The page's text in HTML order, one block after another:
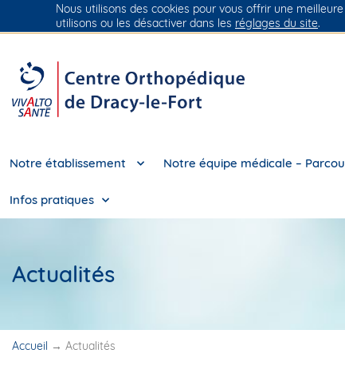
Groupe Vivalto Santé Entre nous, la vie
Notre établissement Notre équipe médicale –
Infos pratiques
Actualités
Accueil → Actualités
Nous utilisons des cookies pour vous offrir une
utilisons ou les désactiver dans les réglages du site.